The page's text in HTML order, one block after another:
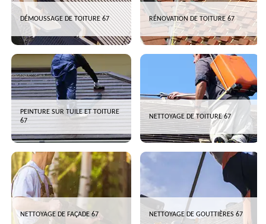
DÉMOUSSAGE DE TOITURE 67 RÉNOVATION DE TOITURE 67
PEINTURE SUR TUILE ET TOITURE
67
NETTOYAGE DE TOITURE 67
NETTOYAGE DE FAÇADE 67 NETTOYAGE DE GOUTTIÈRES 67